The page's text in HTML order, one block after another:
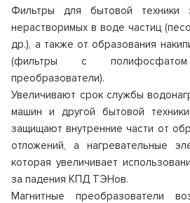
Фильтры для бытовой техники
нерастворимых в воде частиц
др.), а также от образования
(фильтры с
преобразователи).
Увеличивают срок службы
машин и другой бытовой
защищают внутренние части от
отложений, а нагревательные
которая увеличивает
за падения КПД ТЭНов.
Магнитные преобразователи